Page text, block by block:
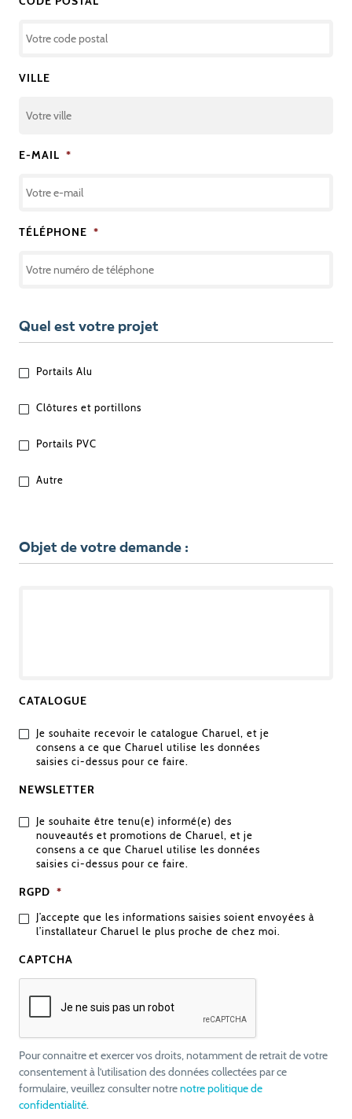
VILLE
E-MAIL *
TÉLÉPHONE *
Quel est votre projet
QUEL
VOTRE
PROJET
Portails Alu
Clôtures et portillons
Portails PVC
Autre
Objet de votre demande :
CATALOGUE
Je souhaite recevoir le catalogue Charuel, et je
consens a ce que Charuel utilise les données
saisies ci-dessus pour ce faire.
NEWSLETTER
Je souhaite être tenu(e) informé(e) des
nouveautés et promotions de Charuel, et je
consens a ce que Charuel utilise les données
saisies ci-dessus pour ce faire.
RGPD *
J’accepte que les informations saisies soient envoyées à
l’installateur Charuel le plus proche de chez moi.
CAPTCHA
Pour connaitre et exercer vos droits, notamment de retrait de votre
consentement à l’utilisation des données collectées par ce
formulaire, veuillez consulter notrenotre politique de
confidentialité.